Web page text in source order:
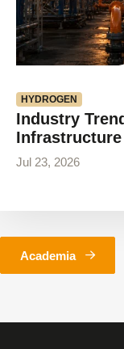
HYDROGEN
Industry
Infrastructure
Jul 23, 2026
Academia